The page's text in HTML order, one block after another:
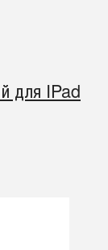
для IPad